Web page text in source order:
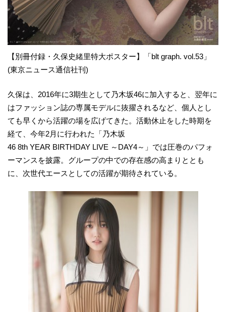
【別冊付録・久保史緒里特大ポスター】「blt graph. vol.53」
(東京ニュース通信社刊)
久保は、2016年に3期生として乃木坂46に加入すると、翌年に
はファッション誌の専属モデルに抜擢されるなど、個人とし
ても早くから活躍の場を広げてきた。活動休止をした時期を
経て、今年2月に行われた「乃木坂
46 8th YEAR BIRTHDAY LIVE ～DAY4～」では圧巻のパフォ
ーマンスを披露。グループの中での存在感の高まりととも
に、次世代エースとしての活躍が期待されている。